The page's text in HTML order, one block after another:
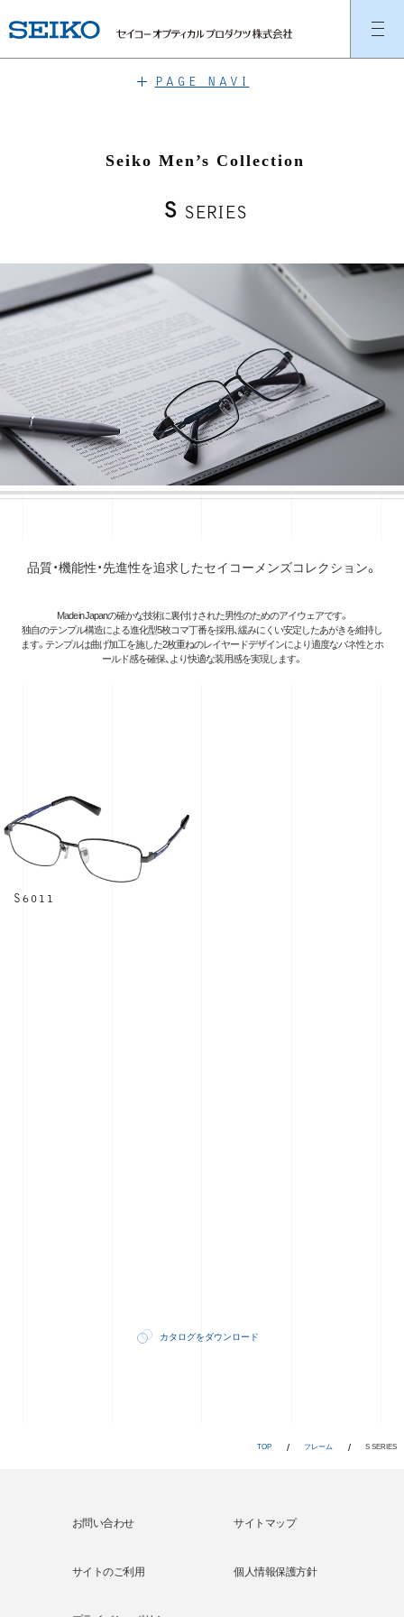
PAGE NAVI
Seiko Men’s Collection
S SERIES
品質・機能性・先進性を追求したセイコーメンズコレクション。
Made in Japanの確かな技術に裏付けされた男性のためのアイウェアです。
独自のテンプル構造による進化型5枚コマ丁番を採用、緩みにくい安定したあがきを維持し
ます。テンプルは曲げ加工を施した2枚重ねのレイヤードデザインにより適度なバネ性とホ
ールド感を確保、より快適な装用感を実現します。
S6011
カタログをダウンロード
TOP フレーム S SERIES
サイトマップ
サイトのご利用 個人情報保護方針